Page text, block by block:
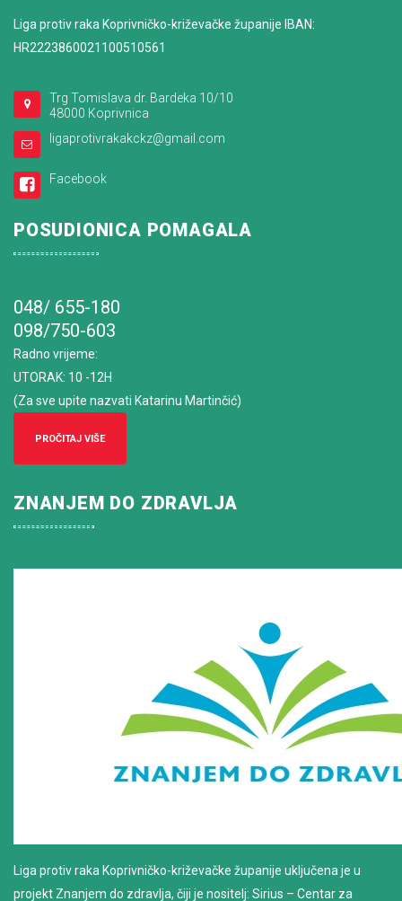
Liga protiv raka Koprivničko-križevačke županije IBAN:
HR2223860021100510561
Trg Tomislava dr. Bardeka 10/10
48000 Koprivnica
ligaprotivrakakckz@gmail.com
Facebook
POSUDIONICA POMAGALA
048/ 655-180
098/750-603
Radno vrijeme:
UTORAK: 10 -12H
(Za sve upite nazvati Katarinu Martinčić)
PROČITAJ VIŠE
ZNANJEM DO ZDRAVLJA
Liga protiv raka Koprivničko-križevačke županije uključena je u
projekt Znanjem do zdravlja, čiji je nositelj: Sirius – Centar za